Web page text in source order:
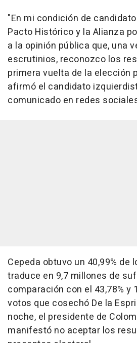
"En mi condición de
Pacto Histórico y la Alianza
a la opinión pública que, una
escrutinios, reconozco los
primera vuelta de la elección
afirmó el candidato
comunicado en redes
Cepeda obtuvo un 40,99% de
traduce en 9,7 millones de
comparación con el 43,78% y
votos que cosechó De la
noche, el presidente de
manifestó no aceptar los